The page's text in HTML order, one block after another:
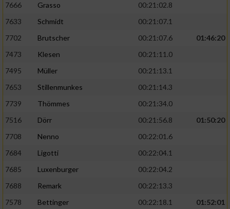
7666
Grasso
00:21:02.8
7633
Schmidt
00:21:07.1
7702
Brutscher 00:21:07.6
01:46:20
7473
Klesen
00:21:11.0
7495
Müller
00:21:13.1
7653
Stillenmunkes
00:21:14.3
7739
Thömmes
00:21:34.0
7516
Dörr 00:21:56.8
01:50:20
7708
Nenno
00:22:01.6
7684
Ligotti
00:22:04.1
7685
Luxenburger
00:22:04.2
7688
Remark
00:22:13.3
7578
Bettinger 00:22:18.1
01:52:01